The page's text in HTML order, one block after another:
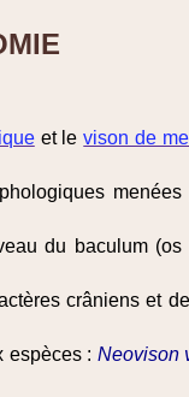
et levison de
du baculum
crâniens et
espèces : Neovison